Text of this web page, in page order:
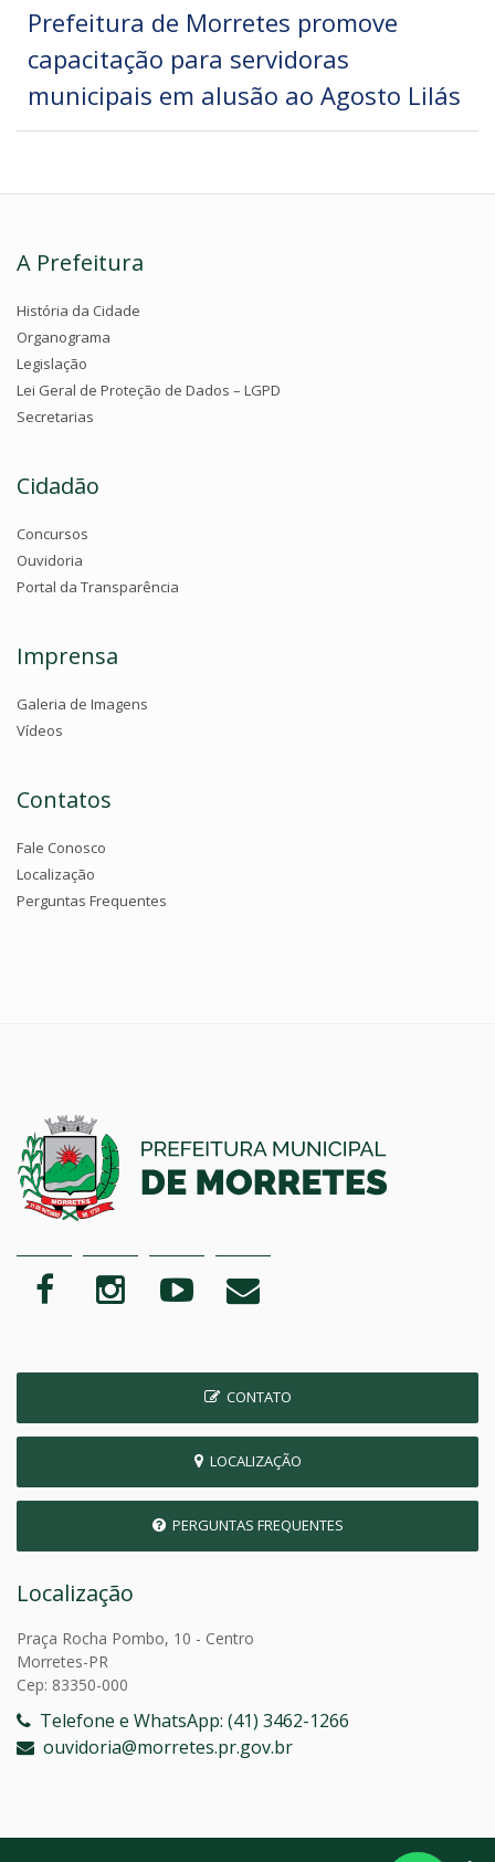
Prefeitura de Morretes promove
capacitação para servidoras
municipais em alusão ao Agosto Lilás
A Prefeitura
História da Cidade
Organograma
Legislação
Lei Geral de Proteção de Dados – LGPD
Secretarias
Cidadão
Concursos
Ouvidoria
Portal da Transparência
Imprensa
Galeria de Imagens
Vídeos
Contatos
Fale Conosco
Localização
Perguntas Frequentes
CONTATO
LOCALIZAÇÃO
PERGUNTAS FREQUENTES
Localização
Praça Rocha Pombo, 10 - Centro
Morretes-PR
Cep: 83350-000
Telefone e WhatsApp: (41) 3462-1266
ouvidoria@morretes.pr.gov.br